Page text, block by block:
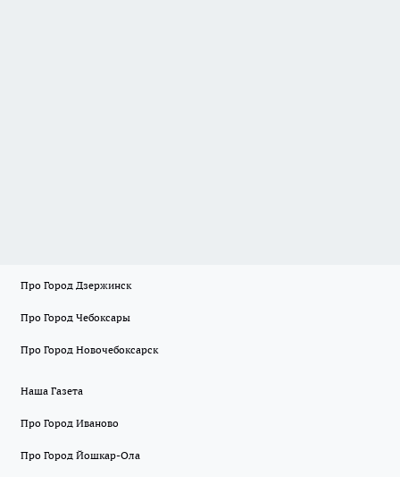
Про Город Дзержинск
Про Город Чебоксары
Про Город Новочебоксарск
Наша Газета
Про Город Иваново
Про Город Йошкар-Ола